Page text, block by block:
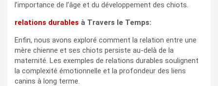
l’importance de l’âge et du développement des chiots.
relations durables à Travers le Temps:
Enfin, nous avons exploré comment la relation entre une
mère chienne et ses chiots persiste au-delà de la
maternité. Les exemples de relations durables soulignent
la complexité émotionnelle et la profondeur des liens
canins à long terme.